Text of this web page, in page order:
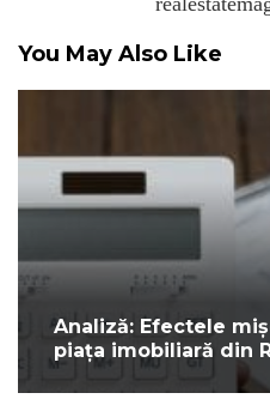
You May Also Like
Analiză: Efectele
piața imobiliară din